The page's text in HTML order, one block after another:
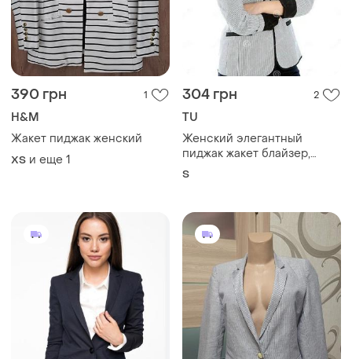
390 грн 1
H&M
Жакет пиджак женский
ХS и еще 1
304 грн 2
TU
Женский элегантный
пиджак жакет блайзер,
хлопковый в полоску
S